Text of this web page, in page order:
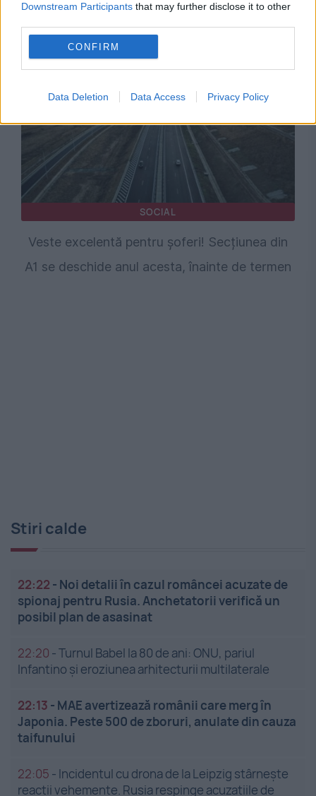
Downstream Participants that may further disclose it to other
CONFIRM
Data Deletion Data Access Privacy Policy
Teatrul Bulandra intră în reabilitare. Investiție
de aproape 100 de milioane de lei
SOCIAL
Veste excelentă pentru șoferi! Secțiunea din
A1 se deschide anul acesta, înainte de termen
Stiri calde
22:22 - Noi detalii în cazul româncei acuzate de
spionaj pentru Rusia. Anchetatorii verifică un
posibil plan de asasinat
22:20 -Turnul Babel la 80 de ani: ONU, pariul
Infantino și eroziunea arhitecturii multilaterale
22:13 - MAE avertizează românii care merg în
Japonia. Peste 500 de zboruri, anulate din cauza
taifunului
22:05 - Incidentul cu drona de la Leipzig stârnește
reacții vehemente. Rusia respinge acuzațiile de